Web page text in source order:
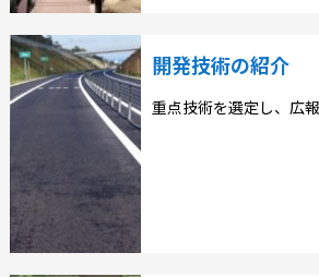
開発技術の紹介
重点技術を選定し、広